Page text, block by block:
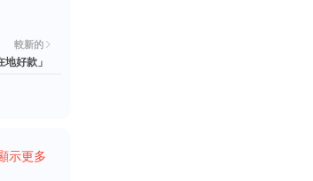
較新的
好款」
示更多